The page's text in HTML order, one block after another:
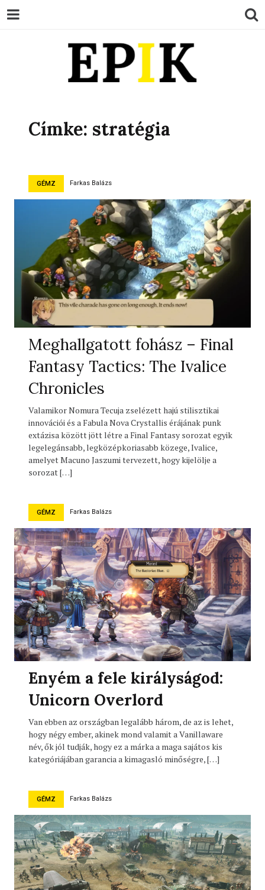
EPIK
Címke: stratégia
GÉMZ Farkas Balázs
Meghallgatott fohász – Final
Fantasy Tactics: The Ivalice
Chronicles
Valamikor Nomura Tecuja zselézett hajú stilisztikai
innovációi és a Fabula Nova Crystallis érájának punk
extázisa között jött létre a Final Fantasy sorozat egyik
legelegánsabb, legközépkoriasabb közege, Ivalice,
amelyet Macuno Jaszumi tervezett, hogy kijelölje a
sorozat […]
GÉMZ Farkas Balázs
Enyém a fele királyságod:
Unicorn Overlord
Van ebben az országban legalább három, de az is lehet,
hogy négy ember, akinek mond valamit a Vanillaware
név, ők jól tudják, hogy ez a márka a maga sajátos kis
kategóriájában garancia a kimagasló minőségre, […]
GÉMZ Farkas Balázs